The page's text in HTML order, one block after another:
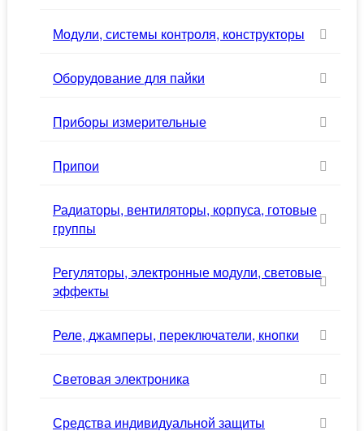
Модули, системы контроля, конструкторы
Оборудование для пайки
Приборы измерительные
Припои
Радиаторы, вентиляторы, корпуса, готовые
группы
Регуляторы, электронные модули, световые
эффекты
Реле, джамперы, переключатели, кнопки
Световая электроника
Средства индивидуальной защиты